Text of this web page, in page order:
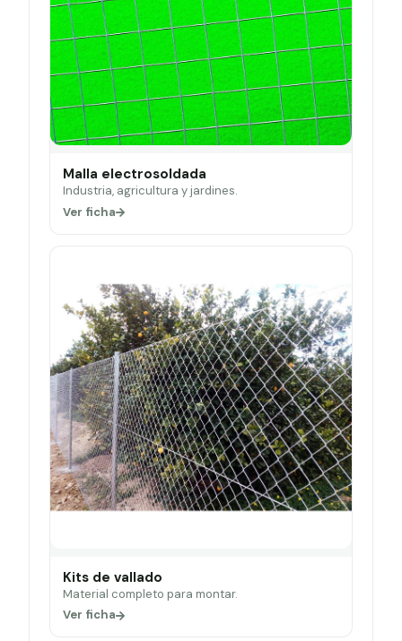
Malla electrosoldada
Industria, agricultura y jardines.
Ver ficha
Kits de vallado
Material completo para montar.
Ver ficha